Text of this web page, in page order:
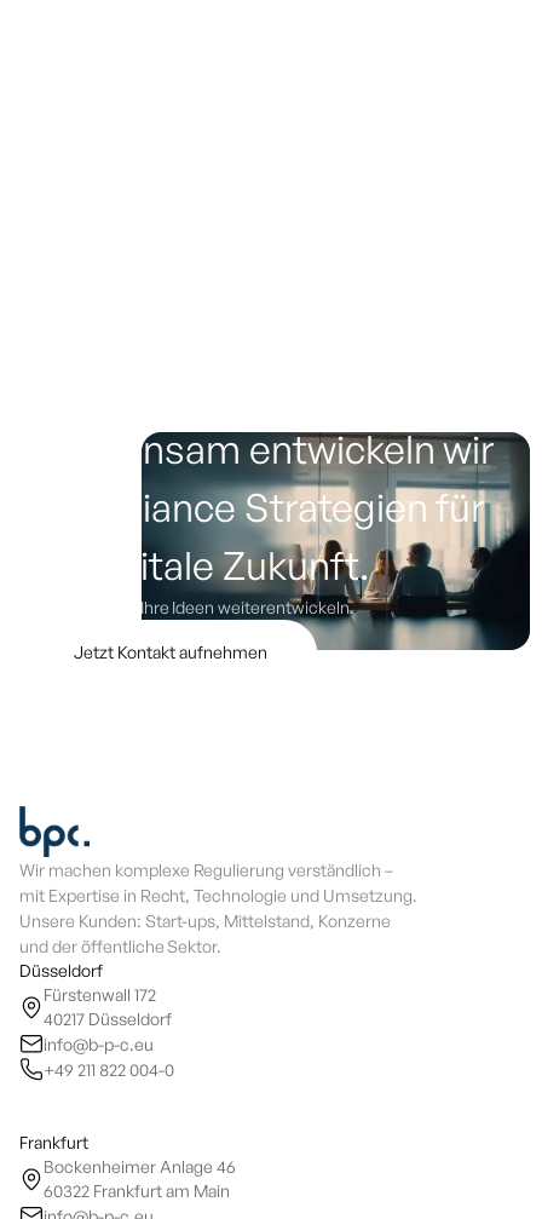
Gemeinsam entwickeln wir
Compliance Strategien für
die digitale Zukunft.
Lassen Sie uns Ihre Ideen weiterentwickeln.
Jetzt Kontakt aufnehmen
Wir machen komplexe Regulierung verständlich –
mit Expertise in Recht, Technologie und Umsetzung.
Unsere Kunden: Start-ups, Mittelstand, Konzerne
und der öffentliche Sektor.
Düsseldorf
Fürstenwall 172
40217 Düsseldorf
info@b-p-c.eu
+49 211 822 004-0
Frankfurt
Bockenheimer Anlage 46
60322 Frankfurt am Main